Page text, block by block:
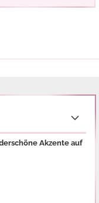
Akzente auf